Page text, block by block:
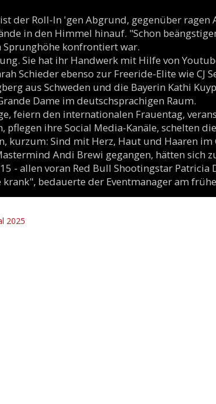
der Roll-In 'gen Abgrund, gegenüber
in den Himmel hinauf. "Schon
konfrontiert war.
Sie hat ihr Handwerk mit Hilfe von
Schieder ebenso zur Freeride-Elite wie CJ
aus Schweden und die Bayerin Kathi
Dame im deutschsprachigen Raum.
feiern den internationalen Frauentag,
pflegen ihre Social Media-Kanäle, schelten
kurzum: Sind mit Herz, Haut und Haaren im
Andi Brewi gegangen, hätten sich
- allen voran Red Bull Shootingstar Patricia
bedauerte der Eventmanager am